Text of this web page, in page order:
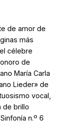
de amor de
más
célebre
de
María Carla
Lieder» de
vocal,
de brillo
n.º 6